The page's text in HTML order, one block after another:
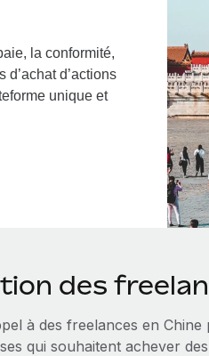
la conformité,
d’actions
unique et
des
à des freelances en
qui souhaitent achever